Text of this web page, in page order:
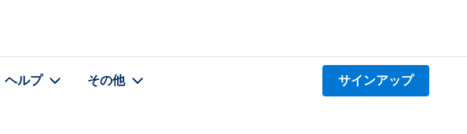
ヘルプ その他 サインアップ